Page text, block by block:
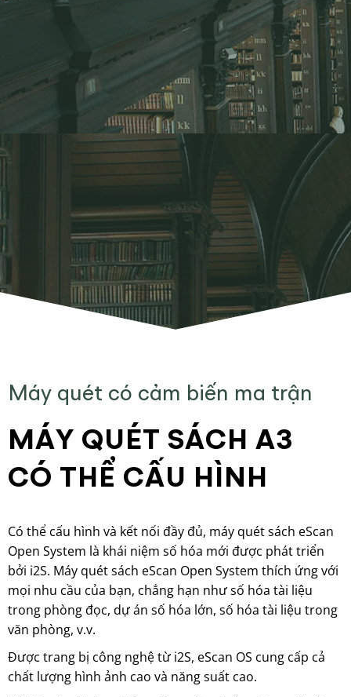
Máy quét có cảm biến ma trận
MÁY QUÉT SÁCH A3
CÓ THỂ CẤU HÌNH
Có thể cấu hình và kết nối đầy đủ, máy quét sách eScan
Open System là khái niệm số hóa mới được phát triển
bởi i2S. Máy quét sách eScan Open System thích ứng với
mọi nhu cầu của bạn, chẳng hạn như số hóa tài liệu
trong phòng đọc, dự án số hóa lớn, số hóa tài liệu trong
văn phòng, v.v.
Được trang bị công nghệ từ i2S, eScan OS cung cấp cả
chất lượng hình ảnh cao và năng suất cao.